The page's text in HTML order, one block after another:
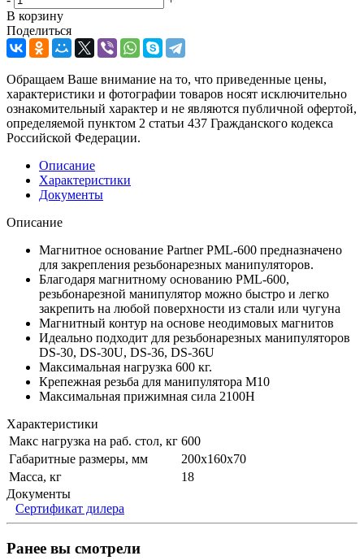
В корзину
Поделиться
Обращаем Ваше внимание на то, что приведенные цены,
характеристики и фотографии товаров носят исключительно
ознакомительный характер и не являются публичной офертой,
определяемой пунктом 2 статьи 437 Гражданского кодекса
Российской Федерации.
Описание
Характеристики
Документы
Описание
Магнитное основание Partner PML-600 предназначено
для закрепления резьбонарезных манипуляторов.
Благодаря магнитному основанию PML-600,
резьбонарезной манипулятор можно быстро и легко
закрепить на любой поверхности из стали или чугуна
Магнитный контур на основе неодимовых магнитов
Идеально подходит для резьбонарезных манипуляторов
DS-30, DS-30U, DS-36, DS-36U
Максимальная нагрузка 600 кг.
Крепежная резьба для манипулятора М10
Максимальная прижимная сила 2100Н
Характеристики
Макс нагрузка на раб. стол, кг 600
Габаритные размеры, мм
200х160х70
Масса, кг
18
Документы
Сертификат дилера
Ранее вы смотрели